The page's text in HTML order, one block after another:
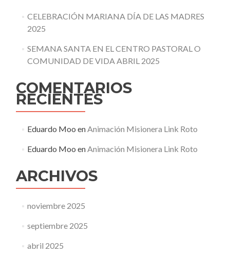
CELEBRACIÓN MARIANA DÍA DE LAS MADRES
2025
SEMANA SANTA EN EL CENTRO PASTORAL O
COMUNIDAD DE VIDA ABRIL 2025
COMENTARIOS
RECIENTES
Eduardo Moo enAnimación Misionera Link Roto
Eduardo Moo enAnimación Misionera Link Roto
ARCHIVOS
noviembre 2025
septiembre 2025
abril 2025